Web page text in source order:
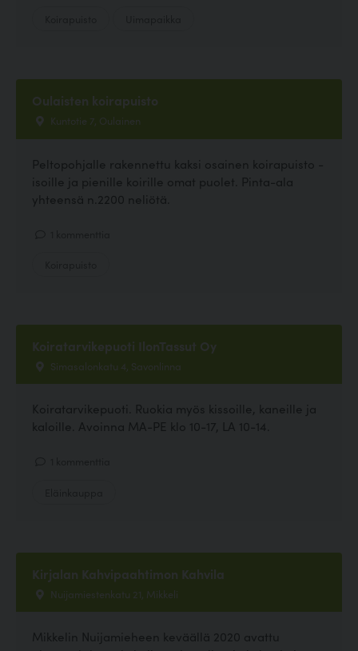
Oulaisten koirapuisto
Kuntotie 7, Oulainen
Peltopohjalle rakennettu kaksi osainen koirapuisto -
isoille ja pienille koirille omat puolet. Pinta-ala
yhteensä n.2200 neliötä.
Koiratarvikepuoti IlonTassut Oy
Simasalonkatu 4, Savonlinna
Koiratarvikepuoti. Ruokia myös kissoille, kaneille ja
kaloille. Avoinna MA-PE klo 10-17, LA 10-14.
Kirjalan Kahvipaahtimon Kahvila
Nuijamiestenkatu 21, Mikkeli
Mikkelin Nuijamieheen keväällä 2020 avattu